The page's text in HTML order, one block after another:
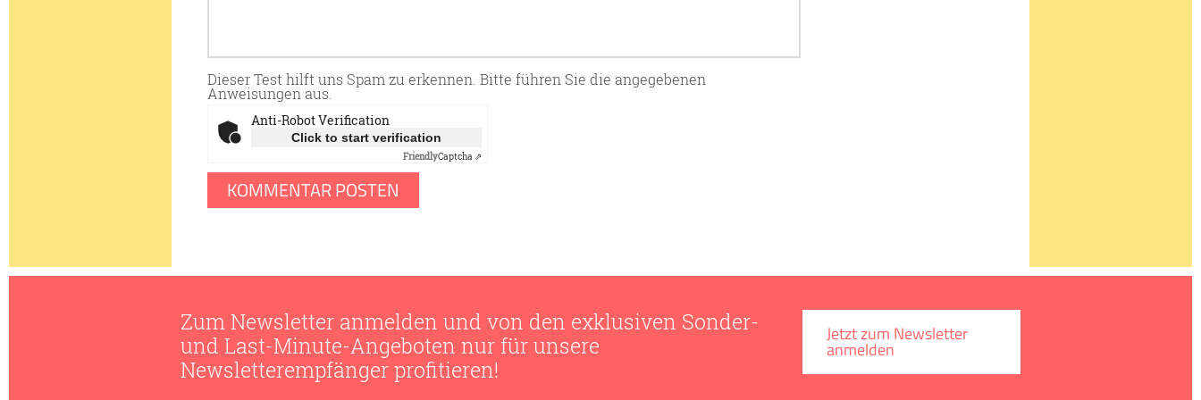
Dieser Test hilft uns Spam zu erkennen. Bitte führen Sie die angegebenen
Anweisungen aus.
Anti-Robot Verification
Click to start verification
FriendlyCaptcha ⇗
Zum Newsletter anmelden und von den exklusiven Sonder-
und Last-Minute-Angeboten nur für unsere
Newsletterempfänger profitieren!
Jetzt zum Newsletter
anmelden